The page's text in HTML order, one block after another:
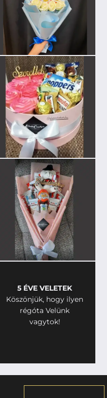
5 ÉVE VELETEK
Köszönjük, hogy ilyen
régóta Velünk
vagytok!